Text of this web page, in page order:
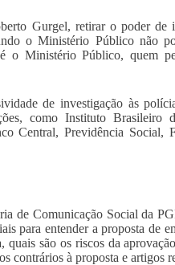
Gurgel, retirar o poder
o Ministério Público não
o Ministério Público, quem
de investigação às
como Instituto Brasileiro
Central, Previdência Social,
de Comunicação Social da
para entender a proposta de
são os riscos da
contrários à proposta e artigos